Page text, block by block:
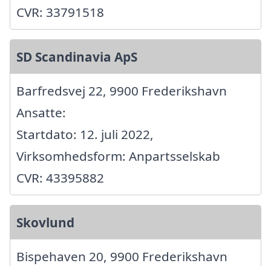
CVR: 33791518
SD Scandinavia ApS
Barfredsvej 22, 9900 Frederikshavn
Ansatte:
Startdato: 12. juli 2022,
Virksomhedsform: Anpartsselskab
CVR: 43395882
Skovlund
Bispehaven 20, 9900 Frederikshavn